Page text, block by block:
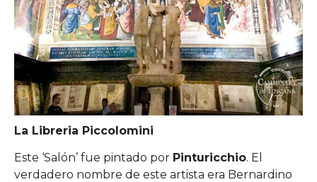
La Libreria Piccolomini
Este ‘Salón’ fue pintado por Pinturicchio. El
verdadero nombre de este artista era Bernardino